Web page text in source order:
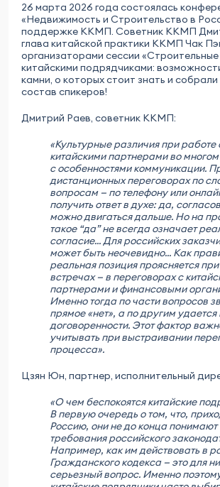
26 марта 2026 года состоялась
«Недвижимость и Строительство в
поддержке ККМП. Советник ККМП
глава китайской практики ККМП Чак
организаторами сессии
китайскими подрядчиками:
камни, о которых стоит знать и
состав спикеров!
Дмитрий Раев, советник ККМП:
«Культурные различия при работе
китайскими партнерами во
с особенностями коммуникации.
дистанционных переговорах по
вопросам — по телефону или
получить ответ в духе: да,
можно двигаться дальше. Но на
такое “да” не всегда означает
согласие... Для российских
может быть неочевидно... Как
реальная позиция проясняется
встречах — в переговорах с
партнерами и финансовыми
Именно тогда по части вопросов
прямое «нет», а по другим удается
договоренности. Этот фактор
учитывать при выстраивании
процесса».
Цзян Юн, партнер, исполнительный
«О чем беспокоятся китайские
В первую очередь о том, что,
Россию, они не до конца понимают
требования российского
Например, как им действовать в
Гражданского кодекса — это для
серьезный вопрос. Именно